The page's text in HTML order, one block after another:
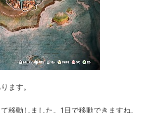
ます。
移動しました。1日で移動できますね。